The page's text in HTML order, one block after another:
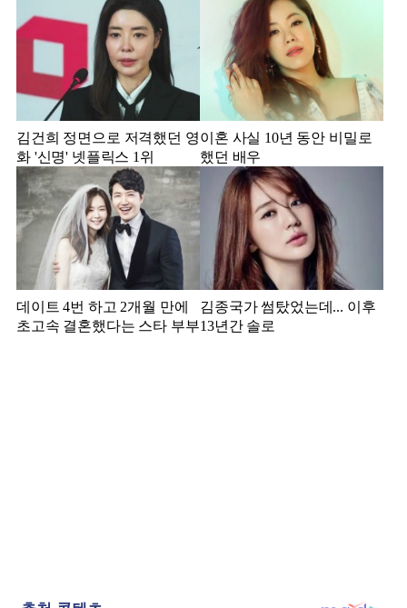
김건희 정면으로 저격했던 영
화 '신명' 넷플릭스 1위
이혼 사실 10년 동안 비밀로
했던 배우
데이트 4번 하고 2개월 만에
초고속 결혼했다는 스타 부부
김종국가 썸탔었는데... 이후
13년간 솔로